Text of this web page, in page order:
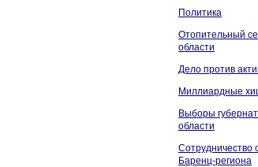
Политика
Отопительный
области
Дело против
Миллиардные
Выборы
области
Сотрудничество
Баренц-региона